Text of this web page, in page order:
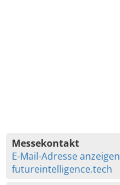
Messekontakt
E-Mail-Adresse anzeigen
futureintelligence.tech